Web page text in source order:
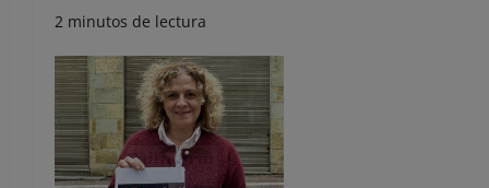
2 minutos de lectura